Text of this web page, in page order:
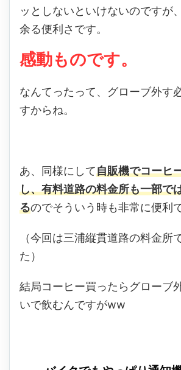
ッとしないといけないのですが
余る便利さです。
感動ものです。
なんてったって、グローブ外す
すからね。
あ、同様にして自販機でコーヒ
し、有料道路の料金所も一部で
るのでそういう時も非常に便利
（今回は三浦縦貫道路の料金所
た）
結局コーヒー買ったらグローブ
いで飲むんですがww